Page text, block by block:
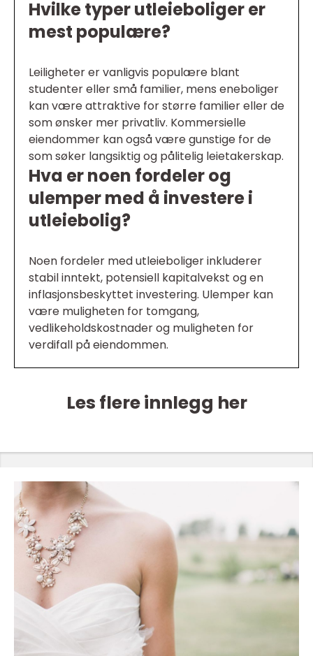
Hvilke typer utleieboliger er
mest populære?
Leiligheter er vanligvis populære blant
studenter eller små familier, mens eneboliger
kan være attraktive for større familier eller de
som ønsker mer privatliv. Kommersielle
eiendommer kan også være gunstige for de
som søker langsiktig og pålitelig leietakerskap.
Hva er noen fordeler og
ulemper med å investere i
utleiebolig?
Noen fordeler med utleieboliger inkluderer
stabil inntekt, potensiell kapitalvekst og en
inflasjonsbeskyttet investering. Ulemper kan
være muligheten for tomgang,
vedlikeholdskostnader og muligheten for
verdifall på eiendommen.
Les flere innlegg her